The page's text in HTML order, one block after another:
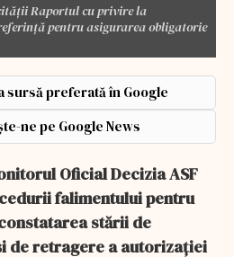
Raportul cu privire la
pentru asigurarea obligatorie
sursă preferată în Google
ne pe Google News
Oficial Decizia ASF
falimentului pentru
stării de
de retragere a autorizației